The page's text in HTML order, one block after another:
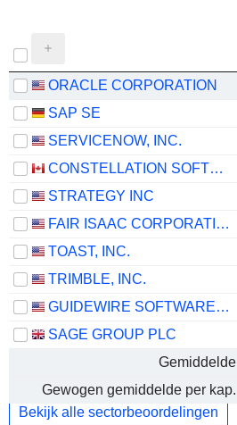
ORACLE CORPORATION
SAP SE
SERVICENOW, INC.
CONSTELLATION SOFTWARE INC.
STRATEGY INC
FAIR ISAAC CORPORATION
TOAST, INC.
TRIMBLE, INC.
GUIDEWIRE SOFTWARE, INC.
SAGE GROUP PLC
Gemiddelde
Gewogen gemiddelde per kap.
Bekijk alle sectorbeoordelingen